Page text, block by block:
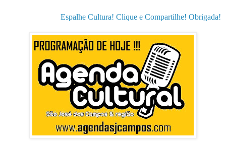
Espalhe Cultura! Clique e Compartilhe! Obrigada!